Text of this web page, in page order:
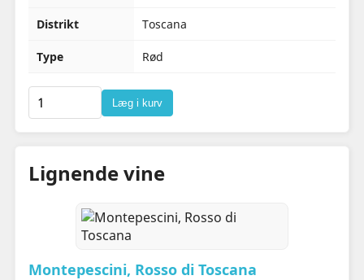
Distrikt Toscana
Type Rød
Læg i kurv
Lignende vine
Montepescini, Rosso di Toscana